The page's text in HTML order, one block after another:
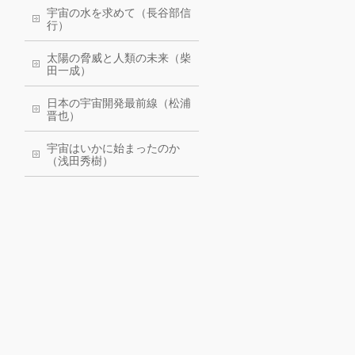
宇宙の水を求めて（長谷部信
行）
太陽の脅威と人類の未来（柴
田一成）
日本の宇宙開発最前線（松浦
晋也）
宇宙はいかに始まったのか
（浅田秀樹）